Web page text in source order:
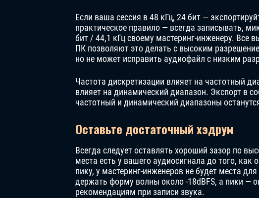
Если ваша сессия в 48 кГц, 24 бит —
практическое правило — всегда записывать,
бит / 44,1 кГц своему мастеринг-инженеру. Все
ПК позволяют это делать с высоким
но не может исправить аудиофайл с низким
Частота дискретизации влияет на частотный
влияет на динамический диапазон. Экспорт в
частотный и динамический диапазоны
Оставьте достаточный хэдрум
Всегда следует оставлять хороший зазор по
места есть у вашего аудиосигнала до того,
пику, у мастеринг-инженеров не будет места
держать форму волны около -18dBFS, а пики —
рекомендациям при записи звука.